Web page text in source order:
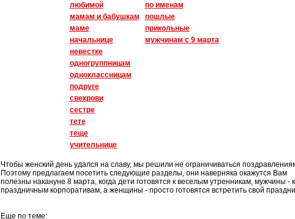
любимой
мамам и бабушкам
маме
начальнице
невестке
одногруппницам
одноклассницам
подруге
свекрови
сестре
тете
теще
учительнице
по именам
пошлые
прикольные
мужчинам с 9 марта
Чтобы женский день удался на славу, мы решили не ограничиваться
Поэтому предлагаем посетить следующие разделы, они наверняка окажутся Вам
полезны накануне 8 марта, когда дети готовятся к веселым утренникам, мужчины - к
праздничным корпоративам, а женщины - просто готовятся встретить свой
Еще по теме: